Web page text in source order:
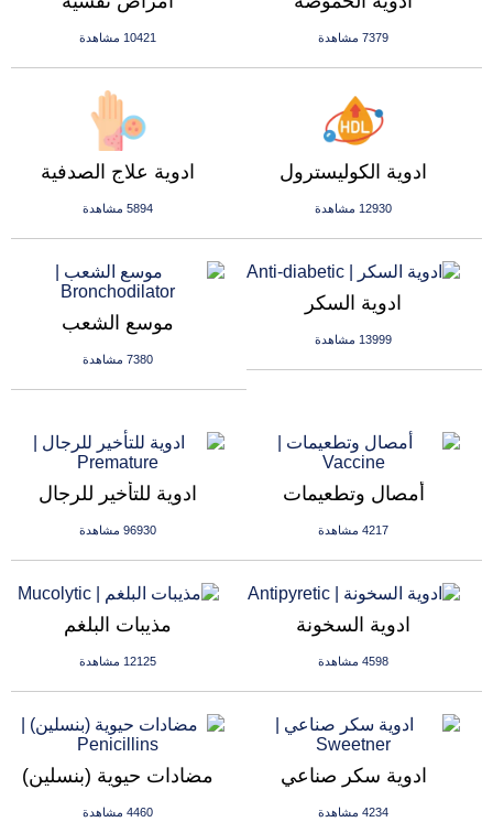
10421 مشاهدة 7379 مشاهدة
ادوية علاج الصدفية
5894 مشاهدة
ادوية الكوليسترول
12930 مشاهدة
موسع الشعب
7380 مشاهدة
ادوية السكر
13999 مشاهدة
ادوية للتأخير للرجال
96930 مشاهدة
أمصال وتطعيمات
4217 مشاهدة
مذيبات البلغم
12125 مشاهدة
ادوية السخونة
4598 مشاهدة
مضادات حيوية (بنسلين)
4460 مشاهدة
ادوية سكر صناعي
4234 مشاهدة